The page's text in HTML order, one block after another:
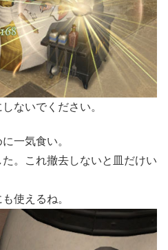
ないでください。
一気食い。
。これ撤去しないと皿だけい
使えるね。